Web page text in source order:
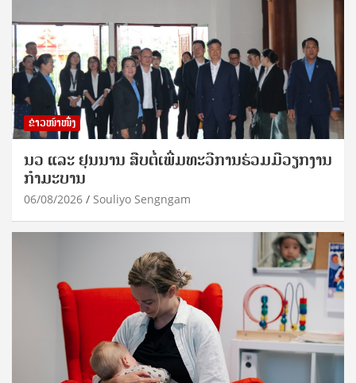
ຂ່າວໜ້າໜຶ່ງ
ນວ ແລະ ຢຸນນານ ສືບຕໍ່ເພີ່ມທະວີການຮ່ວມມືວຽກງານ
ກຳມະບານ
06/08/2026 Souliyo Sengngam